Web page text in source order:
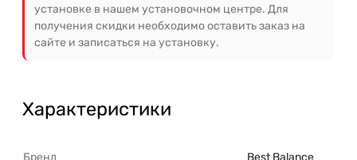
установке в нашем установочном центре. Для
получения скидки необходимо оставить заказ на
сайте и записаться на установку.
Характеристики
Бренд Best Balance